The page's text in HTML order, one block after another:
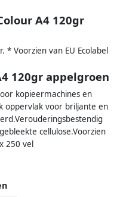
A4 120gr
Voorzien van EU Ecolabel
120gr appelgroen
kopieermachines en
oppervlak voor briljante en
cellulose.Voorzien
250 vel